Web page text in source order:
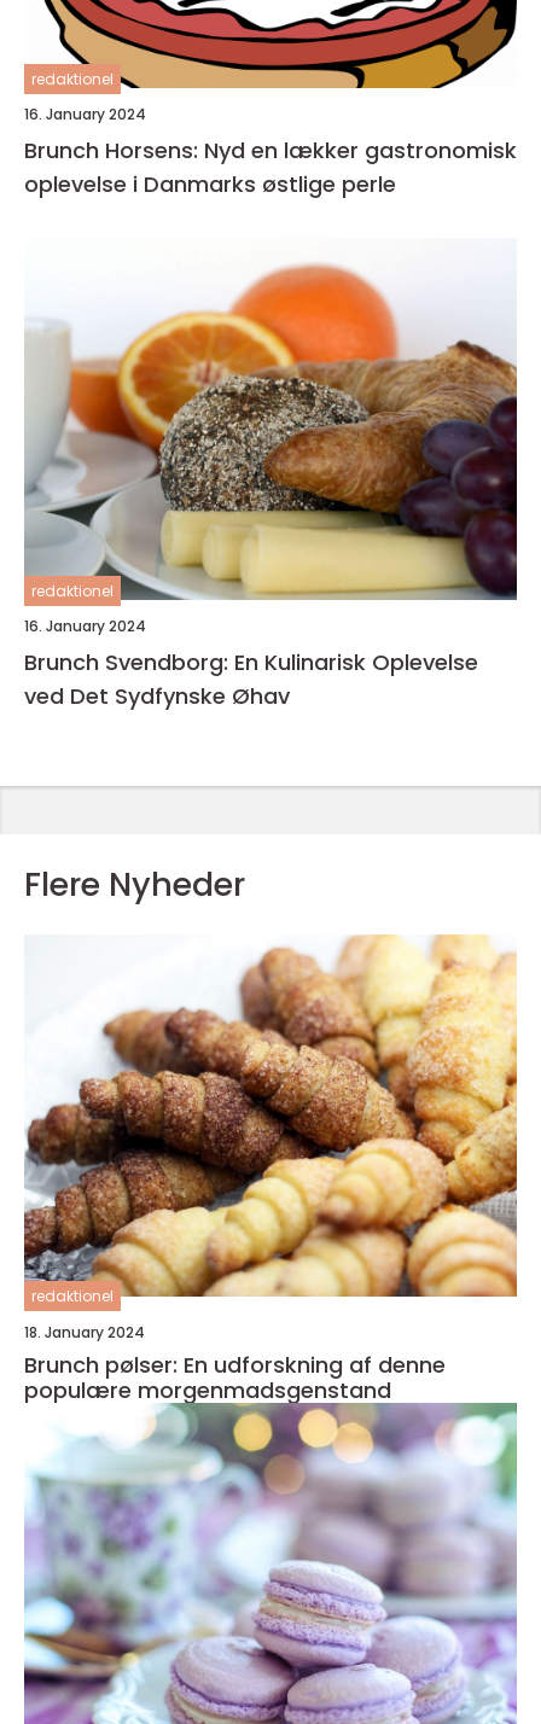
redaktionel
16. January 2024
Brunch Horsens: Nyd en lækker gastronomisk
oplevelse i Danmarks østlige perle
redaktionel
16. January 2024
Brunch Svendborg: En Kulinarisk Oplevelse
ved Det Sydfynske Øhav
Flere Nyheder
redaktionel
18. January 2024
Brunch pølser: En udforskning af denne
populære morgenmadsgenstand